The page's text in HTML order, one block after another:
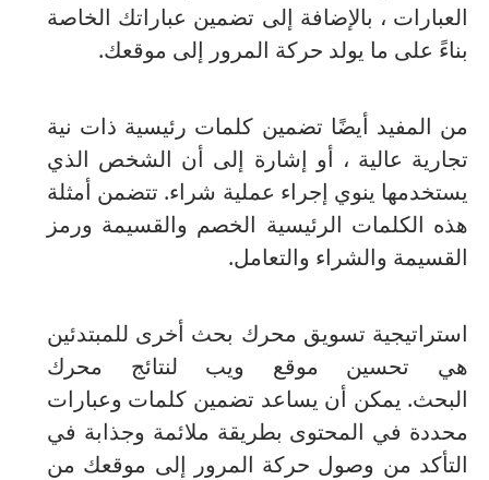
العبارات ، بالإضافة إلى تضمين عباراتك الخاصة
بناءً على ما يولد حركة المرور إلى موقعك.
من المفيد أيضًا تضمين كلمات رئيسية ذات نية
تجارية عالية ، أو إشارة إلى أن الشخص الذي
يستخدمها ينوي إجراء عملية شراء. تتضمن أمثلة
هذه الكلمات الرئيسية الخصم والقسيمة ورمز
القسيمة والشراء والتعامل.
استراتيجية تسويق محرك بحث أخرى للمبتدئين
هي تحسين موقع ويب لنتائج محرك
البحث. يمكن أن يساعد تضمين كلمات وعبارات
محددة في المحتوى بطريقة ملائمة وجذابة في
التأكد من وصول حركة المرور إلى موقعك من